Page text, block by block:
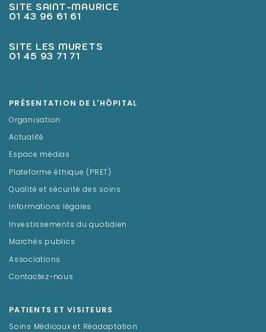
SITE SAINT-MAURICE
01 43 96 61 61
SITE LES MURETS
01 45 93 71 71
PRÉSENTATION DE L'HÔPITAL
Organisation
Actualité
Espace médias
Plateforme éthique (PRET)
Qualité et sécurité des soins
Informations légales
Investissements du quotidien
Marchés publics
Associations
Contactez-nous
PATIENTS ET VISITEURS
Soins Médicaux et Réadaptation